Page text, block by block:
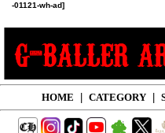
-01121-wh-ad]
HOME | CATEGORY |